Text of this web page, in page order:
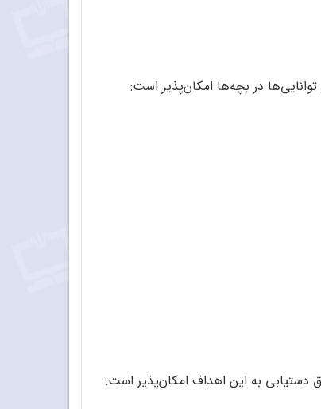
در بچه‌ها امکان‌پذیر است:
دستیابی به این اهداف امکان‌پذیر است: